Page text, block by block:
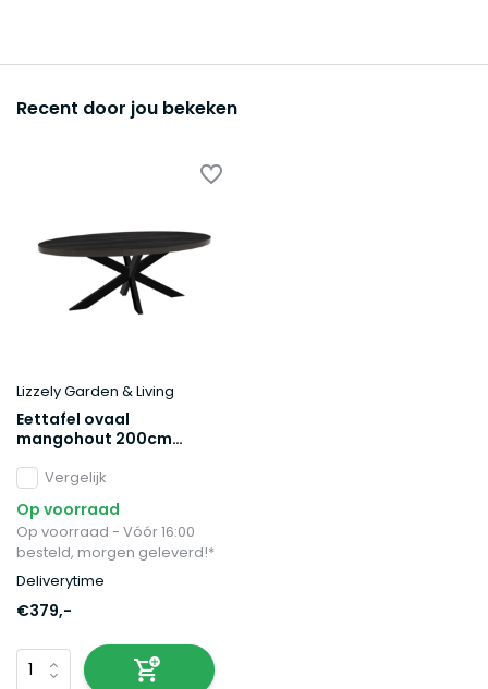
Recent door jou bekeken
Lizzely Garden & Living
Eettafel ovaal
mangohout 200cm
industriële tafel
duurzaam mango
eetkamertafel
Vergelijk
Op voorraad
Op voorraad - Vóór 16:00
besteld, morgen geleverd!*
Deliverytime
€379,-